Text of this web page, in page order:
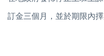
訂金三個月，並於期限內擇